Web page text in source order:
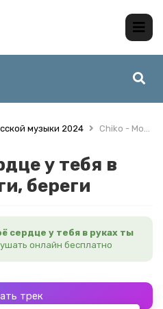
музыки 2024 Chiko - Моё сердце у тебя в руках ты береги, береги
у тебя в
береги
сердце у тебя в руках ты
онлайн бесплатно
трек